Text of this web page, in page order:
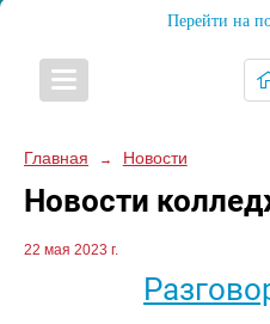
Перейти на
Главная → Новости
Новости
22 мая 2023 г.